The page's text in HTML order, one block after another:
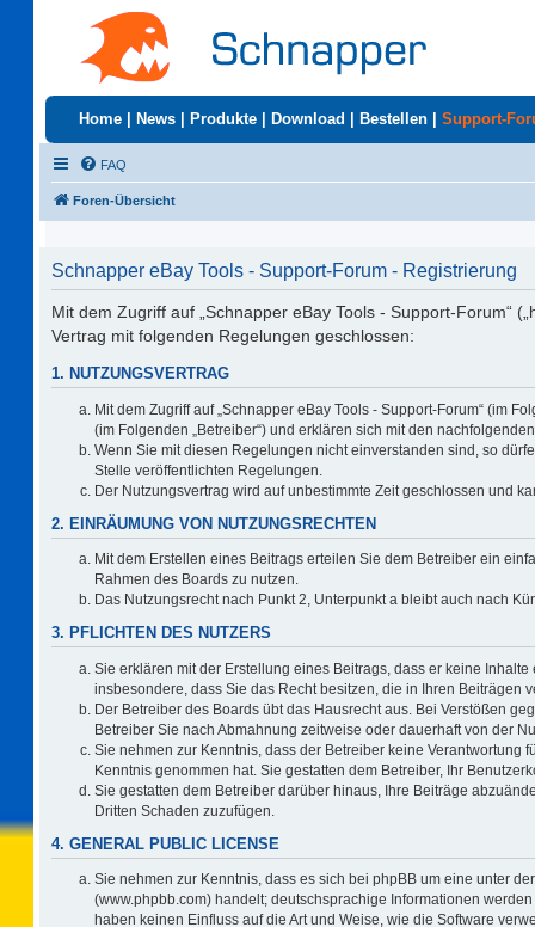
Home News Produkte Download Bestellen Support-
FAQ
Foren-Übersicht
Schnapper eBay Tools - Support-Forum - Registrierung
Mit dem Zugriff auf „Schnapper eBay Tools - Support-Forum“
Vertrag mit folgenden Regelungen geschlossen:
1. NUTZUNGSVERTRAG
Mit dem Zugriff auf „Schnapper eBay Tools - Support-Forum“ (im
(im Folgenden „Betreiber“) und erklären sich mit den
Wenn Sie mit diesen Regelungen nicht einverstanden sind, so
Stelle veröffentlichten Regelungen.
Der Nutzungsvertrag wird auf unbestimmte Zeit geschlossen und
2. EINRÄUMUNG VON NUTZUNGSRECHTEN
Mit dem Erstellen eines Beitrags erteilen Sie dem Betreiber ein
Rahmen des Boards zu nutzen.
Das Nutzungsrecht nach Punkt 2, Unterpunkt a bleibt auch nach
3. PFLICHTEN DES NUTZERS
Sie erklären mit der Erstellung eines Beitrags, dass er keine
insbesondere, dass Sie das Recht besitzen, die in Ihren Beiträgen
Der Betreiber des Boards übt das Hausrecht aus. Bei Verstößen
Betreiber Sie nach Abmahnung zeitweise oder dauerhaft von der
Sie nehmen zur Kenntnis, dass der Betreiber keine Verantwortung
Kenntnis genommen hat. Sie gestatten dem Betreiber, Ihr
Sie gestatten dem Betreiber darüber hinaus, Ihre Beiträge
Dritten Schaden zuzufügen.
4. GENERAL PUBLIC LICENSE
Sie nehmen zur Kenntnis, dass es sich bei phpBB um eine unter der
(www.phpbb.com) handelt; deutschsprachige Informationen
haben keinen Einfluss auf die Art und Weise, wie die Software